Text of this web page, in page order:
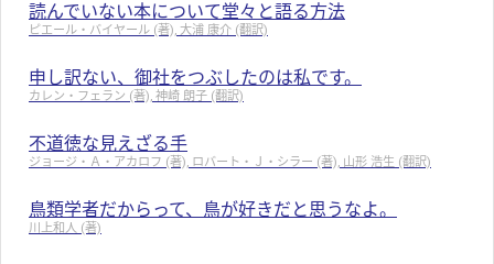
読んでいない本について堂々と語る方法
ピエール・バイヤール (著), 大浦 康介 (翻訳)
申し訳ない、御社をつぶしたのは私です。
カレン・フェラン (著), 神崎 朗子 (翻訳)
不道徳な見えざる手
ジョージ・Ａ・アカロフ (著), ロバート・Ｊ・シラー (著), 山形 浩生 (翻訳)
鳥類学者だからって、鳥が好きだと思うなよ。
川上和人 (著)